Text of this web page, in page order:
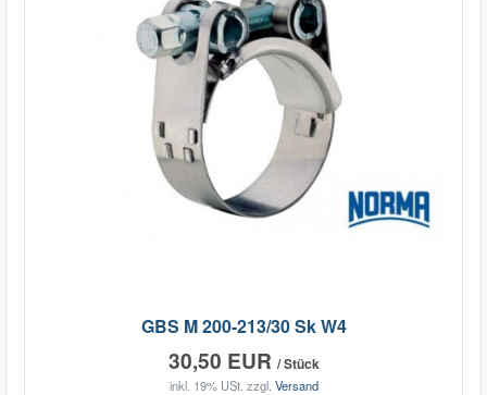
GBS M 200-213/30 Sk W4
30,50 EUR / Stück
inkl. 19% USt. zzgl. Versand